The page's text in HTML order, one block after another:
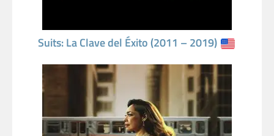
Suits: La Clave del Éxito (2011 – 2019)